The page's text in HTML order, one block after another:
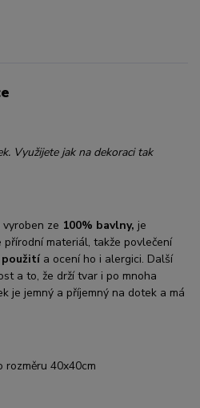
Využijete jak na dekoraci tak
ze 100% bavlny, je
přírodní materiál, takže povlečení
a ocení ho i alergici. Další
a to, že drží tvar i po mnoha
je jemný a příjemný na dotek a má
rozměru 40x40cm